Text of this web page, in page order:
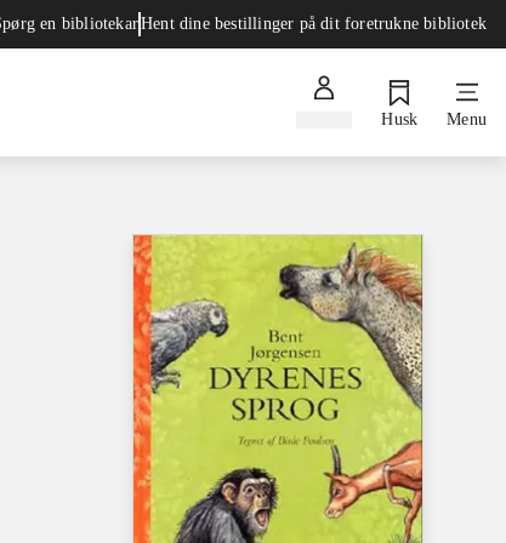
en bibliotekarHent dine bestillinger på dit foretrukne bibliotek
Husk Menu